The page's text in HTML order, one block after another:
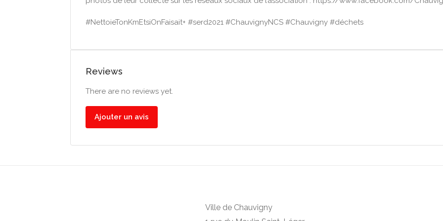
#NettoieTonKmEtsiOnFaisait+ #serd2021 #ChauvignyNCS #Chauvigny #déchets
Reviews
There are no reviews yet.
Ajouter un avis
Ville de Chauvigny